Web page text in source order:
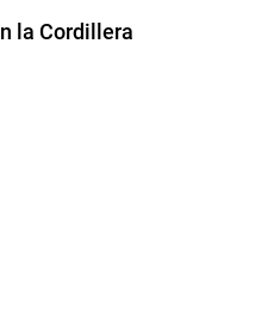
la Cordillera